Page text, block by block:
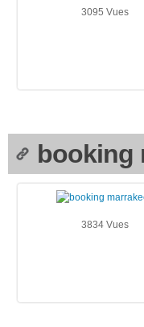
3095 Vues
booking
3834 Vues